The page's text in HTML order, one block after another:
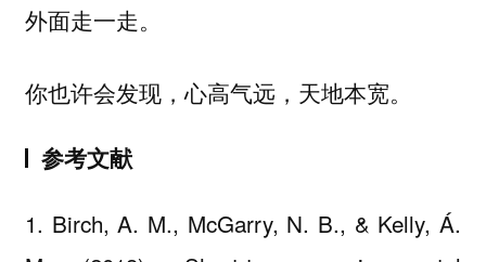
外面走一走。
你也许会发现，心高气远，天地本宽。
参考文献
1. Birch, A. M., McGarry, N. B., & Kelly, Á.